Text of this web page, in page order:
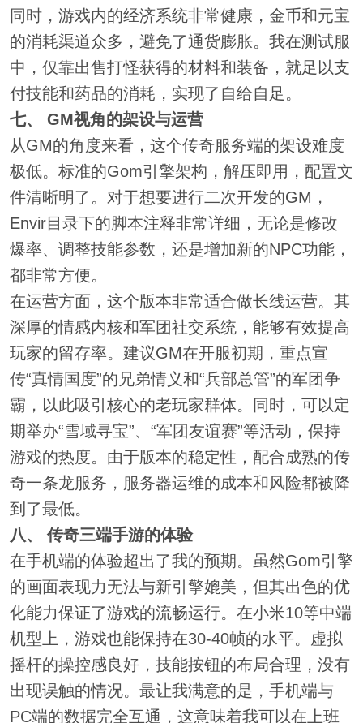
同时，游戏内的经济系统非常健康，金币和元宝
的消耗渠道众多，避免了通货膨胀。我在测试服
中，仅靠出售打怪获得的材料和装备，就足以支
付技能和药品的消耗，实现了自给自足。
七、 GM视角的架设与运营
从GM的角度来看，这个传奇服务端的架设难度
极低。标准的Gom引擎架构，解压即用，配置文
件清晰明了。对于想要进行二次开发的GM，
Envir目录下的脚本注释非常详细，无论是修改
爆率、调整技能参数，还是增加新的NPC功能，
都非常方便。
在运营方面，这个版本非常适合做长线运营。其
深厚的情感内核和军团社交系统，能够有效提高
玩家的留存率。建议GM在开服初期，重点宣
传“真情国度”的兄弟情义和“兵部总管”的军团争
霸，以此吸引核心的老玩家群体。同时，可以定
期举办“雪域寻宝”、“军团友谊赛”等活动，保持
游戏的热度。由于版本的稳定性，配合成熟的传
奇一条龙服务，服务器运维的成本和风险都被降
到了最低。
八、 传奇三端手游的体验
在手机端的体验超出了我的预期。虽然Gom引擎
的画面表现力无法与新引擎媲美，但其出色的优
化能力保证了游戏的流畅运行。在小米10等中端
机型上，游戏也能保持在30-40帧的水平。虚拟
摇杆的操控感良好，技能按钮的布局合理，没有
出现误触的情况。最让我满意的是，手机端与
PC端的数据完全互通，这意味着我可以在上班